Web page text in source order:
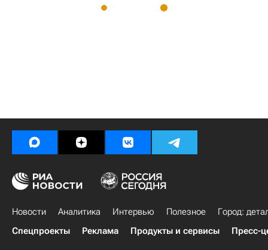
Новости Аналитика Интервью Полезное
Город:
Спецпроекты
Реклама Продукты и сервисы Пресс-